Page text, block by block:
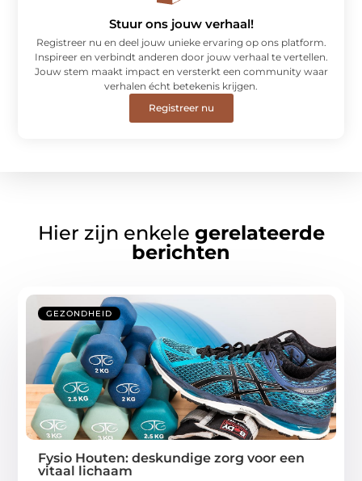
Stuur ons jouw verhaal!
Registreer nu en deel jouw unieke ervaring op ons platform.
Inspireer en verbindt anderen door jouw verhaal te vertellen.
Jouw stem maakt impact en versterkt een community waar
verhalen écht betekenis krijgen.
Registreer nu
Hier zijn enkele gerelateerde
berichten
GEZONDHEID
Fysio Houten: deskundige zorg voor een
vitaal lichaam